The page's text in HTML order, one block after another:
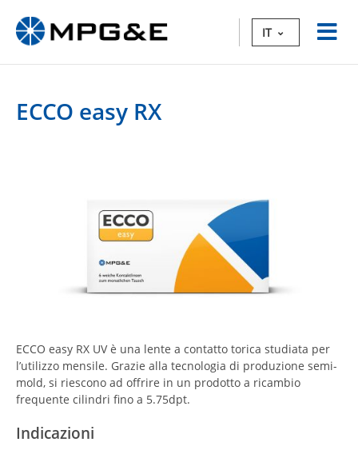
IT
ECCO easy RX
ECCO easy RX UV è una lente a contatto torica studiata per
l’utilizzo mensile. Grazie alla tecnologia di produzione semi-
mold, si riescono ad offrire in un prodotto a ricambio
frequente cilindri fino a 5.75dpt.
Indicazioni